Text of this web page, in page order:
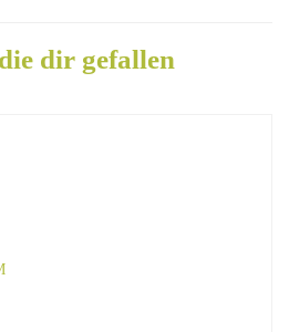
dir gefallen